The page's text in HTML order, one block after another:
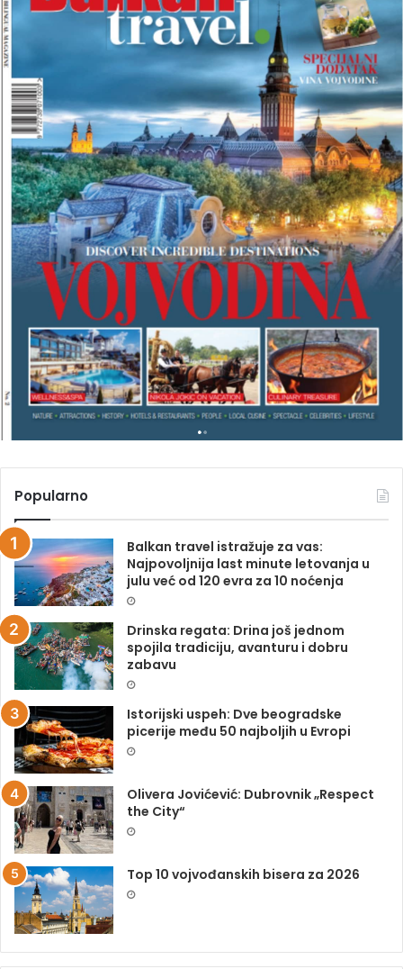
J
B
A
L
A
Popularno
Balkan travel istražuje za vas:
Najpovoljnija last minute letovanja u
julu već od 120 evra za 10 noćenja
Drinska regata: Drina još jednom
spojila tradiciju, avanturu i dobru
zabavu
Istorijski uspeh: Dve beogradske
picerije među 50 najboljih u Evropi
Olivera Jovićević: Dubrovnik „Respect
the City“
Top 10 vojvođanskih bisera za 2026